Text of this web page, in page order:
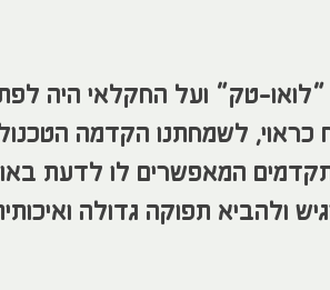
טק” ועל החקלאי היה
לשמחתנו הקדמה
המאפשרים לו לדעת
ולהביא תפוקה גדולה